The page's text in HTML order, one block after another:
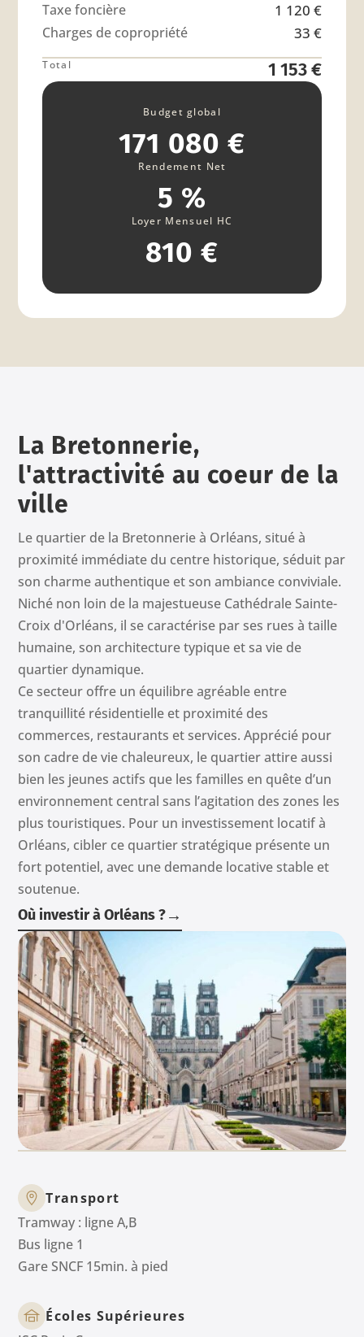
Taxe foncière
1 120 €
Charges de copropriété 33 €
Total 1 153 €
Budget global
171 080 €
Rendement Net
5 %
Loyer Mensuel HC
810 €
La Bretonnerie,
l'attractivité au coeur de la
ville
Le quartier de la Bretonnerie à Orléans, situé à
proximité immédiate du centre historique, séduit par
son charme authentique et son ambiance conviviale.
Niché non loin de la majestueuse Cathédrale Sainte-
Croix d'Orléans, il se caractérise par ses rues à taille
humaine, son architecture typique et sa vie de
quartier dynamique.
Ce secteur offre un équilibre agréable entre
tranquillité résidentielle et proximité des
commerces, restaurants et services. Apprécié pour
son cadre de vie chaleureux, le quartier attire aussi
bien les jeunes actifs que les familles en quête d’un
environnement central sans l’agitation des zones les
plus touristiques. Pour un investissement locatif à
Orléans, cibler ce quartier stratégique présente un
fort potentiel, avec une demande locative stable et
soutenue.
Où investir à Orléans ?→
Transport
Tramway : ligne A,B
Bus ligne 1
Gare SNCF 15min. à pied
Écoles Supérieures